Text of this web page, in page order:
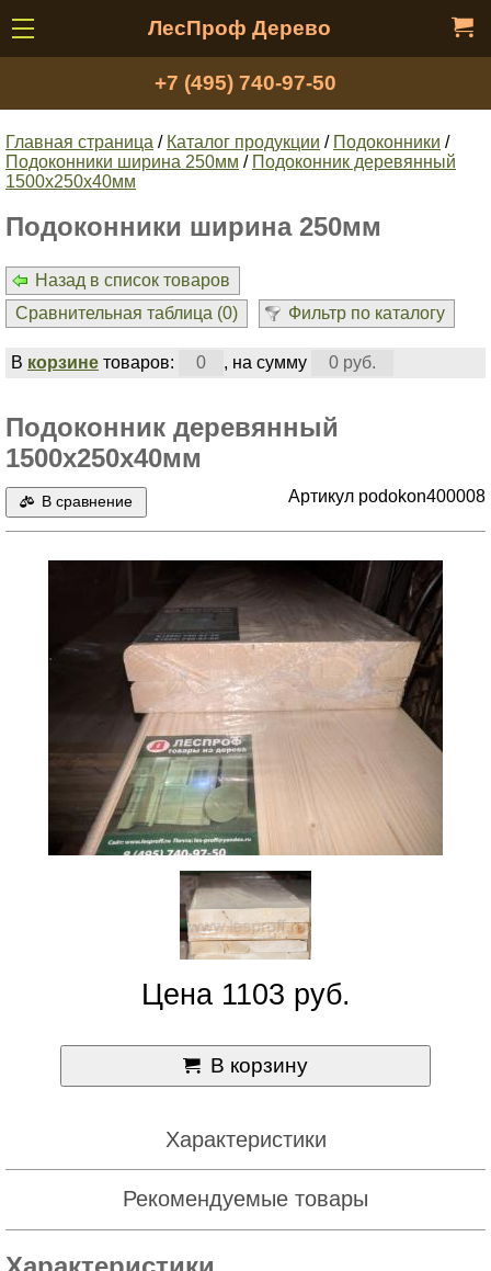
ЛесПроф Дерево
+7 (495) 740-97-50
Главная страница / Каталог продукции / Подоконники /
Подоконники ширина 250мм / Подоконник деревянный
1500x250х40мм
Подоконники ширина 250мм
Назад в список товаров
Сравнительная таблица (0) Фильтр по каталогу
В корзинетоваров: 0 , на сумму 0 руб.
Подоконник деревянный
1500x250х40мм
В сравнение Артикул podokon400008
Цена 1103 руб.
В корзину
Характеристики
Рекомендуемые товары